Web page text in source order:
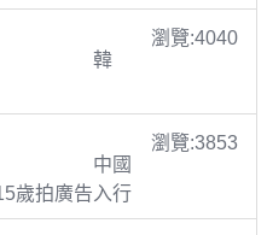
瀏覽:4040
韓
瀏覽:3853
中國
歲拍廣告入行